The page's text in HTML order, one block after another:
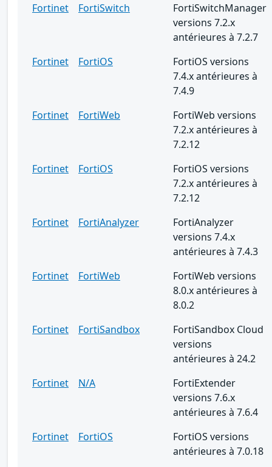
Fortinet
FortiSwitch
FortiSwitchManager
versions 7.2.x
antérieures à 7.2.7
Fortinet
FortiOS
FortiOS versions
7.4.x antérieures à
7.4.9
Fortinet
FortiWeb
FortiWeb versions
7.2.x antérieures à
7.2.12
Fortinet
FortiOS
FortiOS versions
7.2.x antérieures à
7.2.12
Fortinet
FortiAnalyzer
FortiAnalyzer
versions 7.4.x
antérieures à 7.4.3
Fortinet
FortiWeb
FortiWeb versions
8.0.x antérieures à
8.0.2
Fortinet
FortiSandbox
FortiSandbox Cloud
versions
antérieures à 24.2
Fortinet
N/A
FortiExtender
versions 7.6.x
antérieures à 7.6.4
Fortinet
FortiOS
FortiOS versions
antérieures à 7.0.18